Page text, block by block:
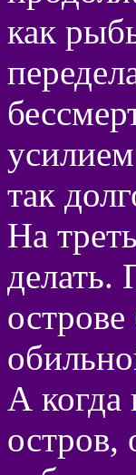
как
так
На
делать.
А когда
остров,